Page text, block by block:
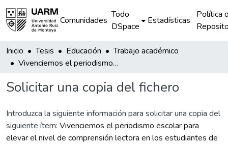
Comunidades
Todo
DSpace
Estadísticas
Política
Inicio Tesis Educación
Trabajo académico
Vivenciemos el periodismo escolar para elevar el nivel de comprensión lectora en los estudiantes de la Institución Educativa N° 22752
Solicitar una copia del fichero
Introduzca la siguiente información para solicitar una copia del
siguiente ítem: Vivenciemos el periodismo escolar para
elevar el nivel de comprensión lectora en los estudiantes de